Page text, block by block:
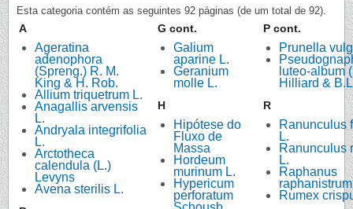
Esta categoria contém as seguintes 92 páginas (de um total de 92).
A
Ageratina
adenophora
(Spreng.) R. M.
King & H. Rob.
Allium triquetrum L.
Anagallis arvensis
L.
Andryala integrifolia
L.
Arctotheca
calendula (L.)
Levyns
Avena sterilis L.
G cont.
Galium
aparine L.
Geranium
molle L.
H
Hipótese do
Fluxo de
Massa
Hordeum
murinum L.
Hypericum
perforatum
P cont.
Prunella
luteo-album
Hilliard &
R
Ranunculus
L.
Ranunculus
L.
Raphanus
Rumex